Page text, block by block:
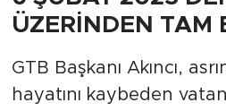
ÜZERİNDEN TAM
GTB Başkanı Akıncı,
hayatını kaybeden